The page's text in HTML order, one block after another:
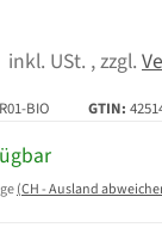
inkl. USt. , zzgl.
BIO GTIN:
(CH - Ausland